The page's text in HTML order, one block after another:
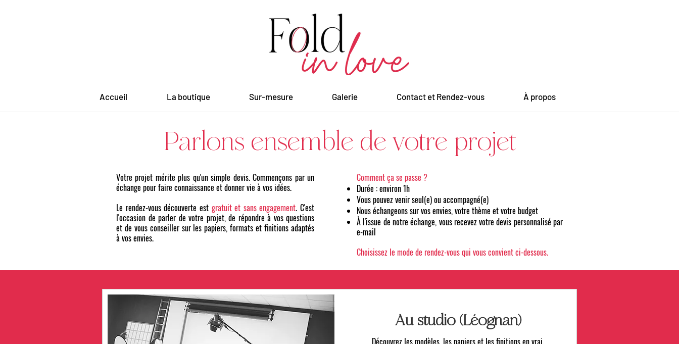
Accueil La boutique Sur-mesure Galerie Contact et Rendez-vous À propos
Parlons ensemble de votre projet
Votre projet mérite plus qu'un simple devis. Commençons par un
échange pour faire connaissance et donner vie à vos idées.
Le rendez-vous découverte est gratuit et sans engagement. C'est
l'occasion de parler de votre projet, de répondre à vos questions
et de vous conseiller sur les papiers, formats et finitions adaptés
à vos envies.
Comment ça se passe ?
Durée : environ 1h
Vous pouvez venir seul(e) ou accompagné(e)
Nous échangeons sur vos envies, votre thème et votre budget
À l'issue de notre échange, vous recevez votre devis personnalisé par
e-mail
Choisissez le mode de rendez-vous qui vous convient ci-dessous.
Au studio (Léognan)
Découvrez les modèles, les papiers et les finitions en vrai.